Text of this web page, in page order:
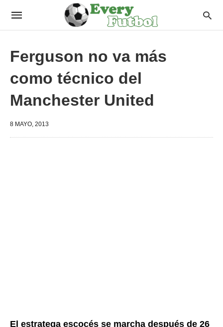
Ferguson no va más
como técnico del
Manchester United
8 MAYO, 2013
El estratega escocés se marcha después de 26